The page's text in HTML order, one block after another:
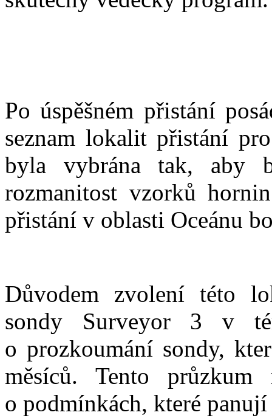
Po úspěšném přistání
seznam lokalit přistání
byla vybrána tak, aby
rozmanitost vzorků
přistání v oblasti Oceánu
Důvodem zvolení této
sondy Surveyor 3 v
o prozkoumání sondy,
měsíců. Tento průzkum
o podmínkách, které